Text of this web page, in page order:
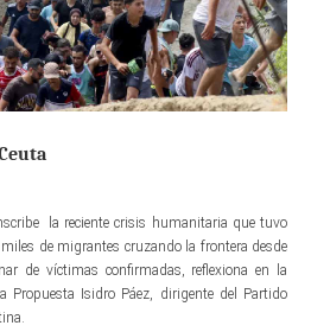
la reciente crisis humanitaria que tuvo
de migrantes cruzando la frontera desde
de víctimas confirmadas, reflexiona en la
Propuesta Isidro Páez, dirigente del Partido